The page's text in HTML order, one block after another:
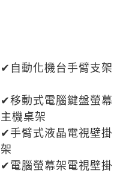
自動化機台手臂支架
移動式電腦鍵盤螢幕
主機桌架
手臂式液晶電視壁掛
架
電腦螢幕架電視壁掛